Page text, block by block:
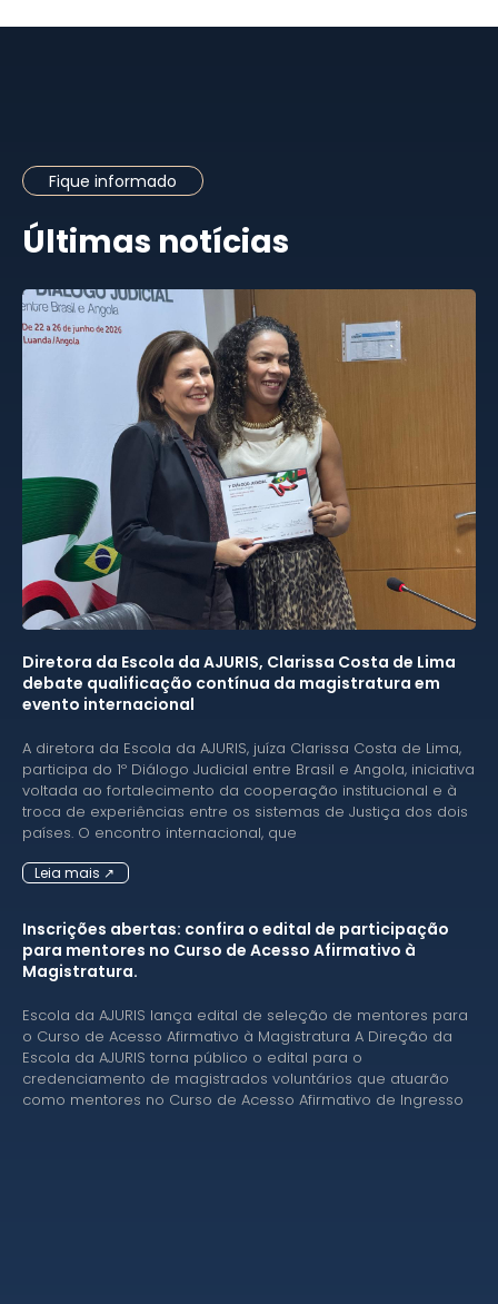
Fique informado
Últimas notícias
Diretora da Escola da AJURIS, Clarissa Costa de Lima
debate qualificação contínua da magistratura em
evento internacional
A diretora da Escola da AJURIS, juíza Clarissa Costa de Lima,
participa do 1º Diálogo Judicial entre Brasil e Angola, iniciativa
voltada ao fortalecimento da cooperação institucional e à
troca de experiências entre os sistemas de Justiça dos dois
países. O encontro internacional, que
Leia mais ↗
Inscrições abertas: confira o edital de participação
para mentores no Curso de Acesso Afirmativo à
Magistratura.
Escola da AJURIS lança edital de seleção de mentores para
o Curso de Acesso Afirmativo à Magistratura A Direção da
Escola da AJURIS torna público o edital para o
credenciamento de magistrados voluntários que atuarão
como mentores no Curso de Acesso Afirmativo de Ingresso